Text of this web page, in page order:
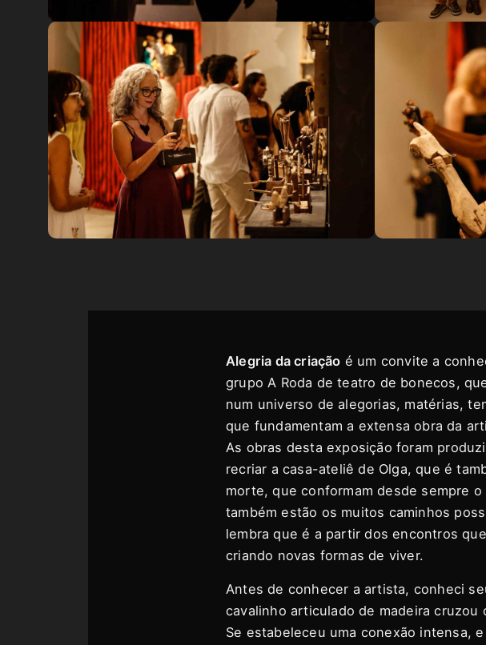
Alegria da criação é um convite a
grupo A Roda de teatro de bonecos,
num universo de alegorias, matérias,
que fundamentam a extensa obra da
As obras desta exposição foram
recriar a casa-ateliê de Olga, que é
morte, que conformam desde sempre
também estão os muitos caminhos
lembra que é a partir dos encontros
criando novas formas de viver.
Antes de conhecer a artista, conheci
cavalinho articulado de madeira
Se estabeleceu uma conexão intensa,